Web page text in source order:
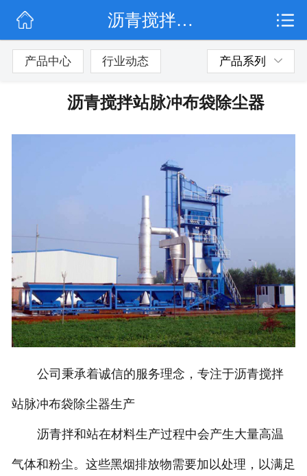
公司简介
沥青搅拌站脉冲布袋除尘器
产品中心 行业动态 产品系列
沥青搅拌站脉冲布袋除尘器
公司秉承着诚信的服务理念，专注于沥青搅拌
站脉冲布袋除尘器生产
沥青拌和站在材料生产过程中会产生大量高温
气体和粉尘。这些黑烟排放物需要加以处理，以满足